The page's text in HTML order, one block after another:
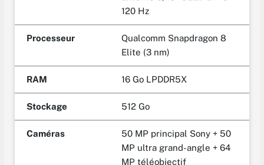
120 Hz
Processeur
Qualcomm Snapdragon 8
Elite (3 nm)
RAM 16 Go LPDDR5X
Stockage 512 Go
Caméras
50 MP principal Sony + 50
MP ultra grand-angle + 64
MP téléobjectif